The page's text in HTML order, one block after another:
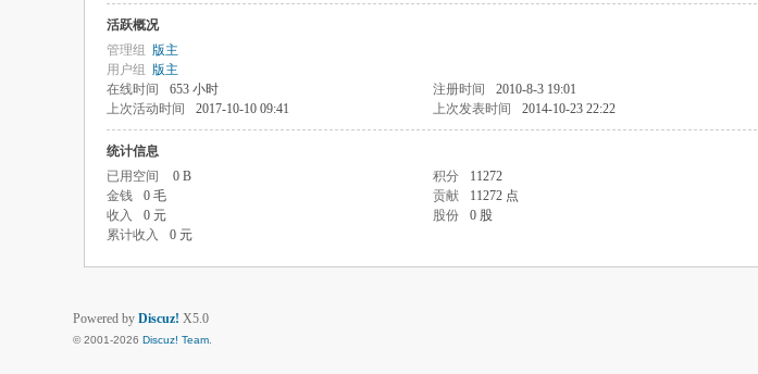
活跃概况
管理组 版主
用户组 版主
在线时间
653 小时 注册时间 2010-8-3 19:01
上次活动时间
2017-10-10 09:41 上次发表时间 2014-10-23 22:22
统计信息
已用空间
0 B 积分 11272
金钱
0 毛 贡献 11272 点
收入
0 元 股份 0 股
累计收入
0 元
Powered by Discuz! X5.0
© 2001-2026 Discuz! Team